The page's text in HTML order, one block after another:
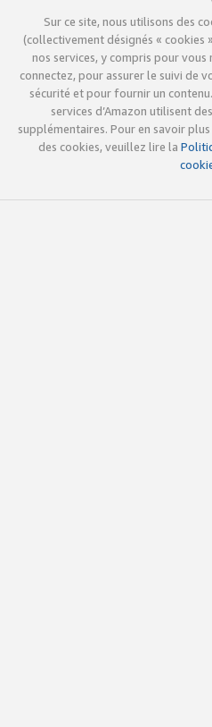
Sur ce site, nous utilisons des
(collectivement désignés « cookies
nos services, y compris pour
connectez, pour assurer le suivi de
sécurité et pour fournir un
services d’Amazon utilisent
supplémentaires. Pour en savoir
des cookies, veuillez lire la